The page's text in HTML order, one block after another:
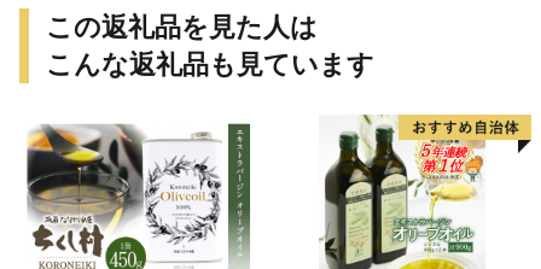
この返礼品を見た人は
こんな返礼品も見ています